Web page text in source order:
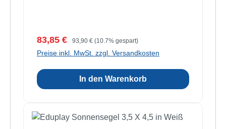
Verkaufspreis:
83,85 € Regulärer Preis:
93,90 € (10.7% gespart)
Preise inkl. MwSt. zzgl. Versandkosten
In den Warenkorb